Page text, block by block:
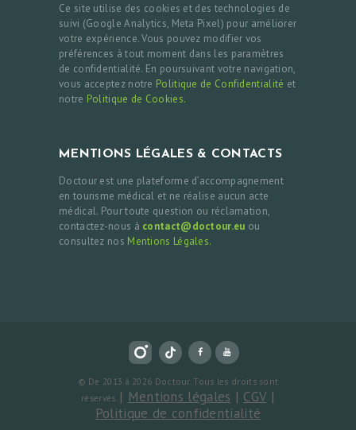
Ce site utilise des cookies et des technologies de
suivi (Google Analytics, Meta Pixel) pour améliorer
votre expérience. Vous pouvez modifier vos
préférences à tout moment dans les paramètres
de confidentialité. En poursuivant votre navigation,
vous acceptez notre Politique de Confidentialité et
notre Politique de Cookies.
MENTIONS LÉGALES & CONTACTS
Doctour est une plateforme d’accompagnement
en tourisme médical et ne réalise aucun acte
médical. Pour toute question ou réclamation,
contactez-nous à contact@doctour.eu ou
consultez nos Mentions Légales.
© De 2013 à 2026 Doctour. Tous les droits sont
réservés. | Mentions légales | CGV|
Politique de confidentialité